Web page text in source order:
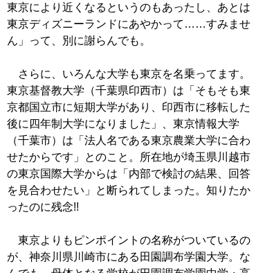
東京により近くなるというのもあったし、あとは
東京ディズニーランドにあやかって……すみませ
ん」って、別に謝らんでも。
さらに、いろんな大学も東京を名乗ってます。
東京基督教大学（千葉県印西市）は「そもそも東
京都国立市に短期大学があり、印西市に移転した
後に四年制大学になりました」、東京情報大学
（千葉市）は「法人名である東京農業大学に合わ
せたからです」とのこと。所在地が埼玉県川越市
の東京国際大学からは「内部で検討の結果、回答
を見合わせたい」と断られてしまった。知りたか
ったのに残念!!
東京よりもピンポイントの名称がついているの
が、神奈川県川崎市にある田園調布学園大学。な